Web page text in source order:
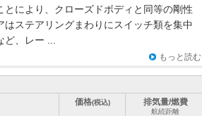
とにより、クローズドボディと同等の剛性
ステアリングまわりにスイッチ類を集中
、レー ...
もっと読む
価格(税込) 排気量/燃費
航続距離